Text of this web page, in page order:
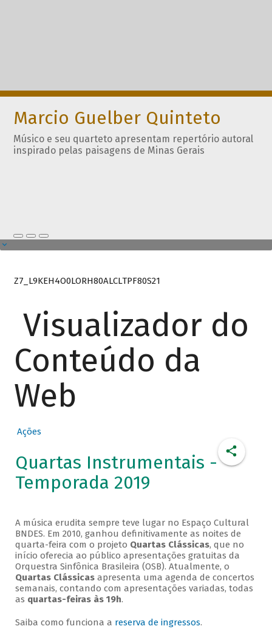
Marcio Guelber Quinteto
Músico e seu quarteto apresentam repertório autoral
inspirado pelas paisagens de Minas Gerais
Z7_L9KEH4O0LORH80ALCLTPF80S21
Visualizador do
Conteúdo da
Web
Ações
Quartas Instrumentais -
Temporada 2019
A música erudita sempre teve lugar no Espaço Cultural
BNDES. Em 2010, ganhou definitivamente as noites de
quarta-feira com o projeto Quartas Clássicas, que no
início oferecia ao público apresentações gratuitas da
Orquestra Sinfônica Brasileira (OSB). Atualmente, o
Quartas Clássicasapresenta uma agenda de concertos
semanais, contando com apresentações variadas, todas
as quartas-feiras às 19h.
Saiba como funciona a reserva de ingressos.